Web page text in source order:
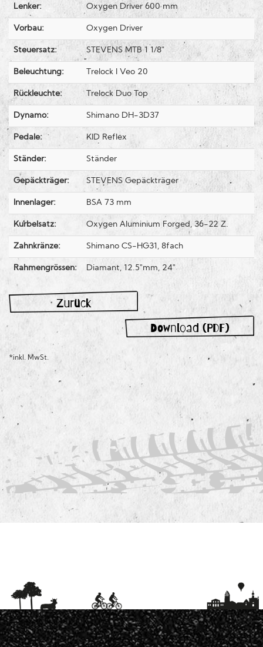
Lenker: Oxygen Driver 600 mm
Vorbau: Oxygen Driver
Steuersatz: STEVENS MTB 1 1/8"
Beleuchtung: Trelock I Veo 20
Rückleuchte: Trelock Duo Top
Dynamo: Shimano DH-3D37
Pedale: KID Reflex
Ständer: Ständer
Gepäckträger: STEVENS Gepäckträger
Innenlager: BSA 73 mm
Kurbelsatz: Oxygen Aluminium Forged, 36-22 Z.
Zahnkränze: Shimano CS-HG31, 8fach
Rahmengrössen: Diamant, 12.5"mm, 24"
Zurück
Download (PDF)
*inkl. MwSt.